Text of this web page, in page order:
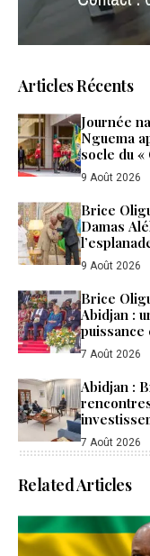
Articles Récents
Journée
Nguema
socle du «
9 Août 2026
Brice
Damas
9 Août 2026
Brice
Abidjan :
Côte
7 Août 2026
Abidjan :
7 Août 2026
Related Articles